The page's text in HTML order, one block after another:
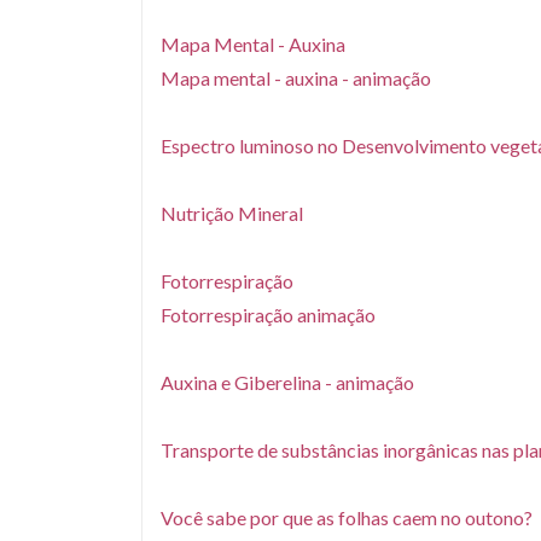
Mapa Mental - Auxina
Mapa mental - auxina - animação
Espectro luminoso no Desenvolvimento
Nutrição Mineral
Fotorrespiração
Fotorrespiração animação
Auxina e Giberelina - animação
Transporte de substâncias inorgânicas nas
Você sabe por que as folhas caem no outono?